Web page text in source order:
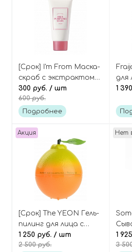
[Срок] I'm From Маска-
скраб с экстрактом
корейской свёклы и
PHA-кислотой (мини)
Beet purifying mask
300 руб. / шт
600 руб.
Подробнее
для
и
1
Акция
[Срок] The YEON Гель-
пилинг для лица с
мандарином и
кислотами Vita7
1 250 руб. / шт
2 500 руб.
Нет
1
3